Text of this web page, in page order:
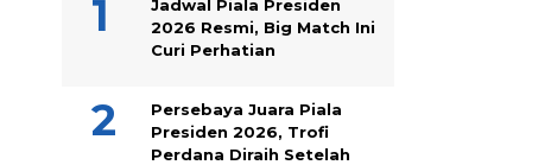
Jadwal Piala Presiden
2026 Resmi, Big Match Ini
Curi Perhatian
Persebaya Juara Piala
Presiden 2026, Trofi
Perdana Diraih Setelah